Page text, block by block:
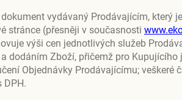
vydávaný Prodávajícím, který
stránce (přesněji v současnosti w
výši cen jednotlivých služeb
dodáním Zboží, přičemž pro Kupujícího
Objednávky Prodávajícímu; veškeré
DPH.